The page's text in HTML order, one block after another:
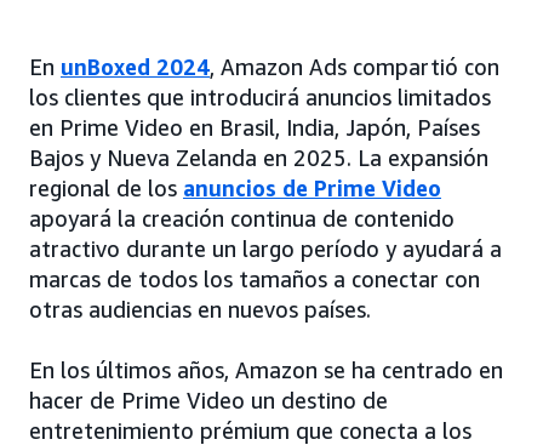
En unBoxed 2024, Amazon Ads compartió con
los clientes que introducirá anuncios limitados
en Prime Video en Brasil, India, Japón, Países
Bajos y Nueva Zelanda en 2025. La expansión
regional de los anuncios de Prime Video
apoyará la creación continua de contenido
atractivo durante un largo período y ayudará a
marcas de todos los tamaños a conectar con
otras audiencias en nuevos países.
En los últimos años, Amazon se ha centrado en
hacer de Prime Video un destino de
entretenimiento prémium que conecta a los